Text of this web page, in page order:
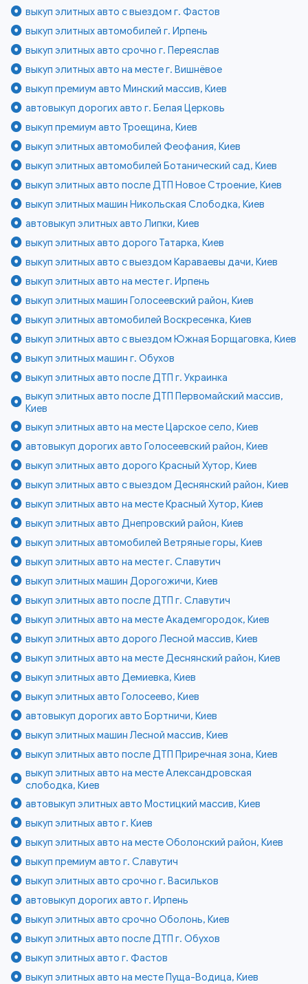
выкуп элитных авто с выездом г. Фастов
выкуп элитных автомобилей г. Ирпень
выкуп элитных авто срочно г. Переяслав
выкуп элитных авто на месте г. Вишнёвое
выкуп премиум авто Минский массив, Киев
автовыкуп дорогих авто г. Белая Церковь
выкуп премиум авто Троещина, Киев
выкуп элитных автомобилей Феофания, Киев
выкуп элитных автомобилей Ботанический сад, Киев
выкуп элитных авто после ДТП Новое Строение, Киев
выкуп элитных машин Никольская Слободка, Киев
автовыкуп элитных авто Липки, Киев
выкуп элитных авто дорого Татарка, Киев
выкуп элитных авто с выездом Караваевы дачи, Киев
выкуп элитных авто на месте г. Ирпень
выкуп элитных машин Голосеевский район, Киев
выкуп элитных автомобилей Воскресенка, Киев
выкуп элитных авто с выездом Южная Борщаговка, Киев
выкуп элитных машин г. Обухов
выкуп элитных авто после ДТП г. Украинка
выкуп элитных авто после ДТП Первомайский массив,
Киев
выкуп элитных авто на месте Царское село, Киев
автовыкуп дорогих авто Голосеевский район, Киев
выкуп элитных авто дорого Красный Хутор, Киев
выкуп элитных авто с выездом Деснянский район, Киев
выкуп элитных авто на месте Красный Хутор, Киев
выкуп элитных авто Днепровский район, Киев
выкуп элитных автомобилей Ветряные горы, Киев
выкуп элитных авто на месте г. Славутич
выкуп элитных машин Дорогожичи, Киев
выкуп элитных авто после ДТП г. Славутич
выкуп элитных авто на месте Академгородок, Киев
выкуп элитных авто дорого Лесной массив, Киев
выкуп элитных авто на месте Деснянский район, Киев
выкуп элитных авто Демиевка, Киев
выкуп элитных авто Голосеево, Киев
автовыкуп дорогих авто Бортничи, Киев
выкуп элитных машин Лесной массив, Киев
выкуп элитных авто после ДТП Приречная зона, Киев
выкуп элитных авто на месте Александровская
слободка, Киев
автовыкуп элитных авто Мостицкий массив, Киев
выкуп элитных авто г. Киев
выкуп элитных авто на месте Оболонский район, Киев
выкуп премиум авто г. Славутич
выкуп элитных авто срочно г. Васильков
автовыкуп дорогих авто г. Ирпень
выкуп элитных авто срочно Оболонь, Киев
выкуп элитных авто после ДТП г. Обухов
выкуп элитных авто г. Фастов
выкуп элитных авто на месте Пуща-Водица, Киев